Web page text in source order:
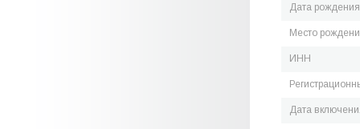
Дата рождения
Место
ИНН
Дата